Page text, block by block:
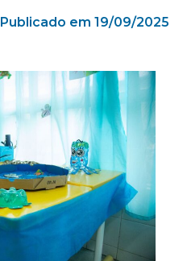
Publicado em 19/09/2025